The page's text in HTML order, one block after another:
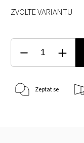
ZVOLTE VARIANTU
Zeptat se